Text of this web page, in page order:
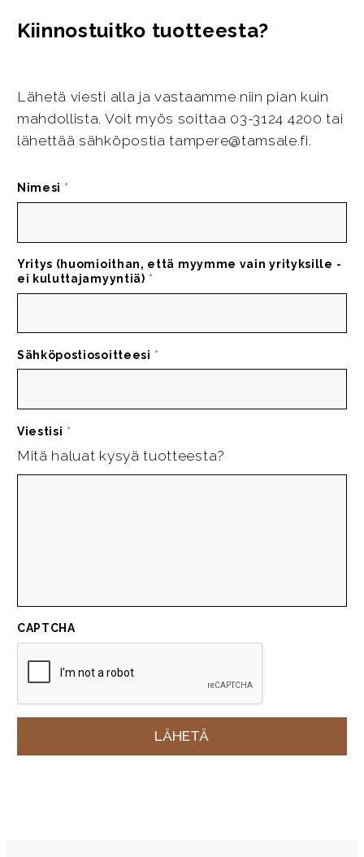
Kiinnostuitko tuotteesta?
Lähetä viesti alla ja vastaamme niin pian kuin
mahdollista. Voit myös soittaa 03-3124 4200 tai
lähettää sähköpostia tampere@tamsale.fi.
Nimesi *
Yritys (huomioithan, että myymme vain yrityksille -
ei kuluttajamyyntiä) *
Sähköpostiosoitteesi *
Viestisi *
Mitä haluat kysyä tuotteesta?
CAPTCHA